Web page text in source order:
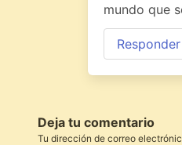
mundo que
Responder
Deja tu comentario
Tu dirección de correo